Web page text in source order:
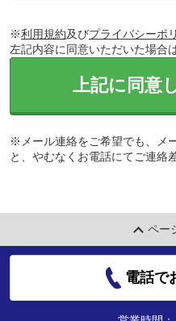
※利用規約及びプライバシーポ
左記内容に同意いただいた場合
上記に同意
※メール連絡をご希望でも、メ
と、やむなくお電話にてご連絡
ペー
電話で